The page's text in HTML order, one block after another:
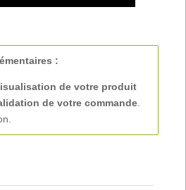
:
de votre produit
de votre commande